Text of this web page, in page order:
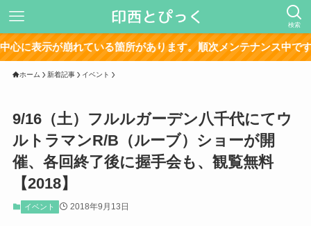
検索
れている箇所があります。順次メンテナンス中です。
ホーム 新着記事 イベント
9/16（土）フルルガーデン八千代にてウ
ルトラマンR/B（ルーブ）ショーが開
催、各回終了後に握手会も、観覧無料
【2018】
イベント 2018年9月13日